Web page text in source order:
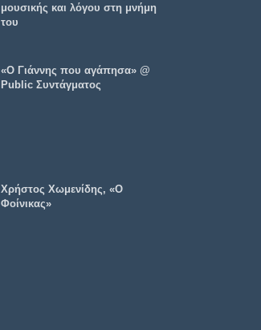
μουσικής και λόγου στη μνήμη
του
«Ο Γιάννης που αγάπησα» @
Public Συντάγματος
Χρήστος Χωμενίδης, «Ο
Φοίνικας»